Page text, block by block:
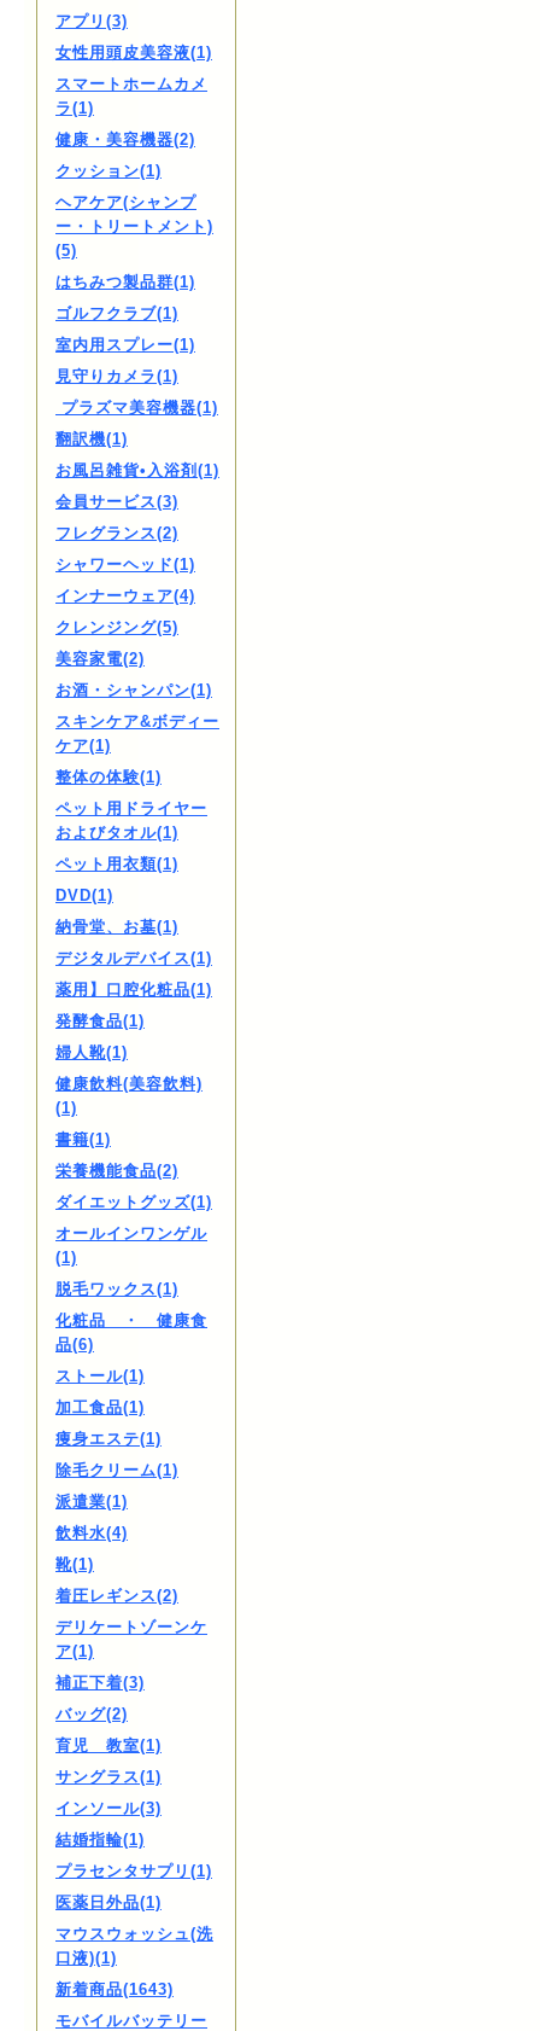
アプリ(3)
女性用頭皮美容液(1)
スマートホームカメ
ラ(1)
健康・美容機器(2)
クッション(1)
ヘアケア(シャンプ
ー・トリートメント)
(5)
はちみつ製品群(1)
ゴルフクラブ(1)
室内用スプレー(1)
見守りカメラ(1)
プラズマ美容機器(1)
翻訳機(1)
お風呂雑貨•入浴剤(1)
会員サービス(3)
フレグランス(2)
シャワーヘッド(1)
インナーウェア(4)
クレンジング(5)
美容家電(2)
お酒・シャンパン(1)
スキンケア&ボディー
ケア(1)
整体の体験(1)
ペット用ドライヤー
およびタオル(1)
ペット用衣類(1)
DVD(1)
納骨堂、お墓(1)
デジタルデバイス(1)
薬用】口腔化粧品(1)
発酵食品(1)
婦人靴(1)
健康飲料(美容飲料)
(1)
書籍(1)
栄養機能食品(2)
ダイエットグッズ(1)
オールインワンゲル
(1)
脱毛ワックス(1)
化粧品 ・ 健康食
品(6)
ストール(1)
加工食品(1)
痩身エステ(1)
除毛クリーム(1)
派遣業(1)
飲料水(4)
靴(1)
着圧レギンス(2)
デリケートゾーンケ
ア(1)
補正下着(3)
バッグ(2)
育児 教室(1)
サングラス(1)
インソール(3)
結婚指輪(1)
プラセンタサプリ(1)
医薬日外品(1)
マウスウォッシュ(洗
口液)(1)
新着商品(1643)
モバイルバッテリー